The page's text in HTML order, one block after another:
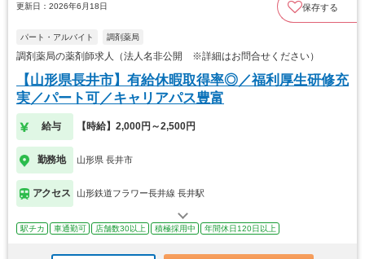
更新日：2026年6月18日 保存する
パート・アルバイト 調剤薬局
調剤薬局の薬剤師求人（法人名非公開 ※詳細はお問合せください）
【山形県長井市】有給休暇取得率◎／福利厚生研修充
実／パート可／キャリアパス豊富
給与 【時給】2,000円～2,500円
勤務地 山形県 長井市
アクセス 山形鉄道フラワー長井線 長井駅
駅チカ 車通勤可 店舗数30以上 積極採用中 年間休日120日以上